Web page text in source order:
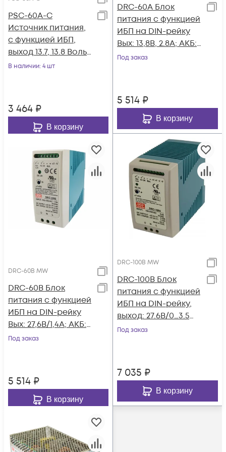
PSC-60A-C
Источник питания,
с функцией ИБП,
выход 13.7, 13.8 Вольт,
60 Вт. MEAN WELL
В наличии: 4 шт
3 464 ₽
В корзину
DRC-60A Блок
питания c функцией
ИБП на DIN-рейку
Вых: 13,8В, 2.8А; АКБ:
13,8В, 1,5А; 59.34Вт,
Под заказ
5 514 ₽
В корзину
DRC-60B MW
DRC-60B Блок
питания c функцией
ИБП на DIN-рейку
Вых: 27,6B/1,4А; АКБ:
27,6В/0.75А; 60Вт,
Под заказ
5 514 ₽
В корзину
DRC-100B MW
DRC-100B Блок
питания c функцией
ИБП на DIN-рейку,
выход: 27.6В/0…3.5
(2.25 ном.) А, выход
3000В АС
Под заказ
7 035 ₽
В корзину